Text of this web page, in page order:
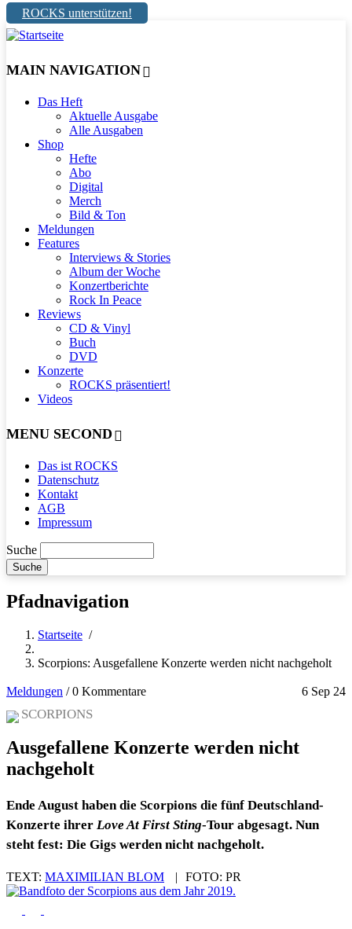
ROCKS unterstützen!
MAIN NAVIGATION
Das Heft
Aktuelle Ausgabe
Alle Ausgaben
Shop
Hefte
Abo
Digital
Merch
Bild & Ton
Meldungen
Features
Interviews & Stories
Album der Woche
Konzertberichte
Rock In Peace
Reviews
CD & Vinyl
Buch
DVD
Konzerte
ROCKS präsentiert!
Videos
MENU SECOND
Das ist ROCKS
Datenschutz
Kontakt
AGB
Impressum
Suche
Pfadnavigation
Startseite /
Scorpions: Ausgefallene Konzerte werden nicht nachgeholt
Meldungen 6 Sep 24
/0 Kommentare
SCORPIONS
Ausgefallene Konzerte werden nicht
nachgeholt
Ende August haben die Scorpions die fünf Deutschland-
Konzerte ihrer Love At First Sting-Tour abgesagt. Nun
steht fest: Die Gigs werden nicht nachgeholt.
TEXT: MAXIMILIAN BLOM | FOTO: PR